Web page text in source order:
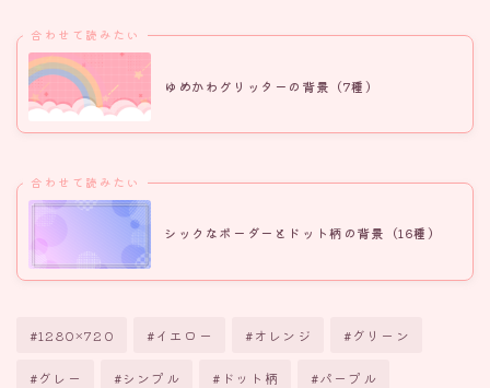
合わせて読みたい
ゆめかわグリッターの背景（7種）
合わせて読みたい
シックなボーダーとドット柄の背景（16種）
#1280×720 #イエロー #オレンジ #グリーン
#グレー #シンプル #ドット柄 #パープル